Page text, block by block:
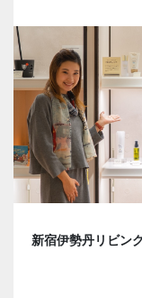
新宿伊勢丹リビン